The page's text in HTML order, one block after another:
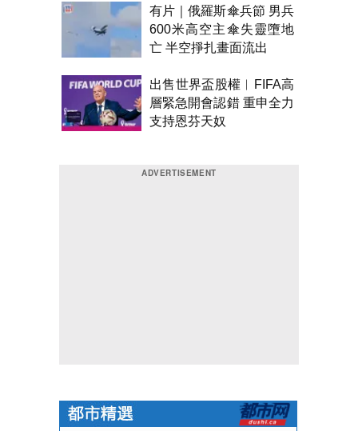
有片｜俄羅斯傘兵節 男兵
600米高空主傘失靈墮地
亡 半空掙扎畫面流出
出售世界盃股權︱FIFA高
層緊急開會認錯 重申全力
支持恩芬天奴